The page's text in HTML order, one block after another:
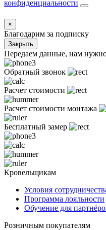
конфиденциальности
×
Благодарим за подписку
Закрыть
Передаем данные, нам нужно
Обратный звонок
Расчет стоимости
Расчет стоимости монтажа
Бесплатный замер
Кровельщикам
Условия
Программа лояльности
Обучение для
Розничным покупателям